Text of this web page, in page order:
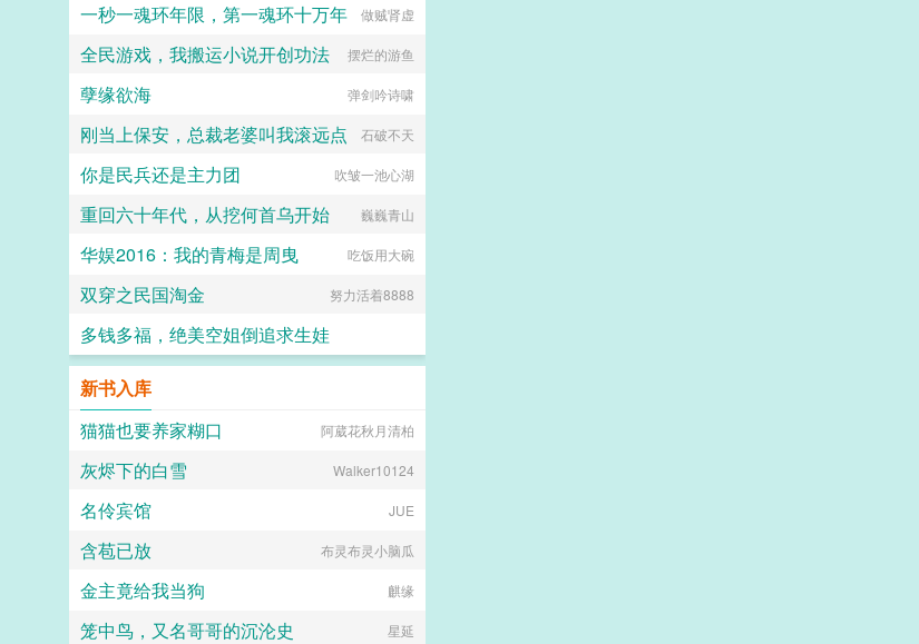
一秒一魂环年限，第一魂环十万年 做贼肾虚
全民游戏，我搬运小说开创功法 摆烂的游鱼
孽缘欲海 弹剑吟诗啸
刚当上保安，总裁老婆叫我滚远点 石破不天
你是民兵还是主力团 吹皱一池心湖
重回六十年代，从挖何首乌开始 巍巍青山
华娱2016：我的青梅是周曳 吃饭用大碗
双穿之民国淘金 努力活着8888
多钱多福，绝美空姐倒追求生娃
新书入库
猫猫也要养家糊口
阿葳花秋月清柏
灰烬下的白雪 Walker10124
名伶宾馆 JUE
含苞已放 布灵布灵小脑瓜
金主竟给我当狗 麒缘
笼中鸟，又名哥哥的沉沦史 星延